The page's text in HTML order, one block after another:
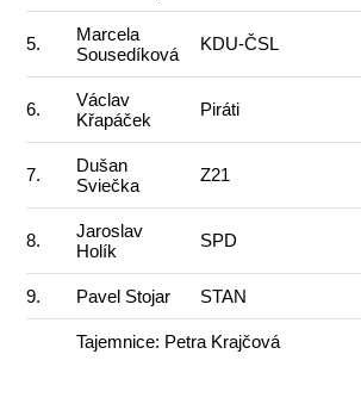
5.
Marcela
Sousedíková
KDU-ČSL
6.
Václav
Křapáček
Piráti
7.
Dušan
Sviečka
Z21
8.
Jaroslav
Holík
SPD
9. Pavel Stojar STAN
Tajemnice: Petra Krajčová